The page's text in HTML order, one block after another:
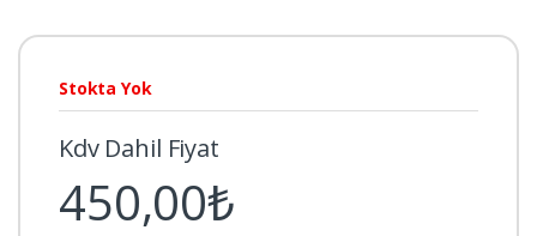
Stokta Yok
Kdv Dahil Fiyat
450,00₺